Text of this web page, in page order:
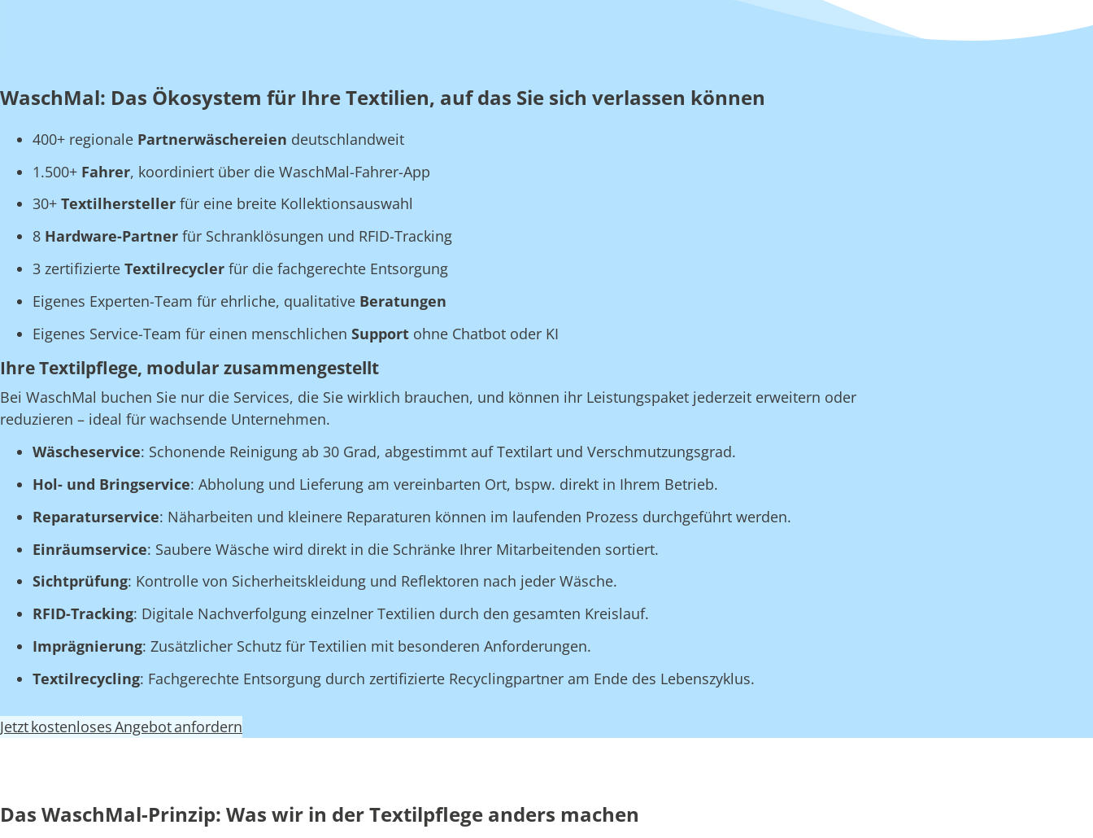
WaschMal: Das Ökosystem für Ihre Textilien, auf das Sie sich verlassen können
400+ regionale Partnerwäschereien deutschlandweit
1.500+ Fahrer, koordiniert über die WaschMal-Fahrer-App
30+ Textilhersteller für eine breite Kollektionsauswahl
8 Hardware-Partner für Schranklösungen und RFID-Tracking
3 zertifizierte Textilrecycler für die fachgerechte Entsorgung
Eigenes Experten-Team für ehrliche, qualitative Beratungen
Eigenes Service-Team für einen menschlichen Support ohne Chatbot oder KI
Ihre Textilpflege, modular zusammengestellt
Bei WaschMal buchen Sie nur die Services, die Sie wirklich brauchen, und können ihr Leistungspaket jederzeit erweitern oder
reduzieren – ideal für wachsende Unternehmen.
Wäscheservice: Schonende Reinigung ab 30 Grad, abgestimmt auf Textilart und Verschmutzungsgrad.
Hol- und Bringservice: Abholung und Lieferung am vereinbarten Ort, bspw. direkt in Ihrem Betrieb.
Reparaturservice: Näharbeiten und kleinere Reparaturen können im laufenden Prozess durchgeführt werden.
Einräumservice: Saubere Wäsche wird direkt in die Schränke Ihrer Mitarbeitenden sortiert.
Sichtprüfung: Kontrolle von Sicherheitskleidung und Reflektoren nach jeder Wäsche.
RFID-Tracking: Digitale Nachverfolgung einzelner Textilien durch den gesamten Kreislauf.
Imprägnierung: Zusätzlicher Schutz für Textilien mit besonderen Anforderungen.
Textilrecycling: Fachgerechte Entsorgung durch zertifizierte Recyclingpartner am Ende des Lebenszyklus.
Jetzt kostenloses Angebot anfordern
Das WaschMal-Prinzip: Was wir in der Textilpflege anders machen